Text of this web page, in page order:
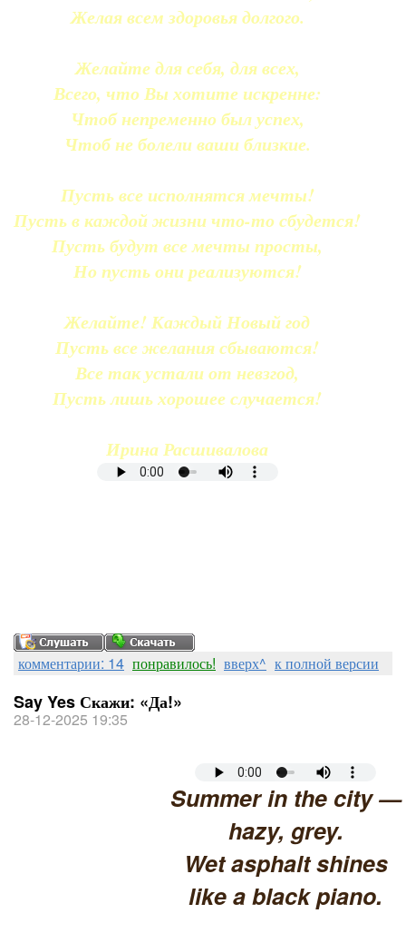
Желая всем здоровья долгого.
Желайте для себя, для всех,
Всего, что Вы хотите искренне:
Чтоб непременно был успех,
Чтоб не болели ваши близкие.
Пусть все исполнятся мечты!
Пусть в каждой жизни что-то сбудется!
Пусть будут все мечты просты,
Но пусть они реализуются!
Желайте! Каждый Новый год
Пусть все желания сбываются!
Все так устали от невзгод,
Пусть лишь хорошее случается!
Ирина Расшивалова
комментарии: 14 понравилось! вверх^ к полной версии
Say Yes Скажи: «Да!»
28-12-2025 19:35
Summer in the city —
hazy, grey.
Wet asphalt shines
like a black piano.